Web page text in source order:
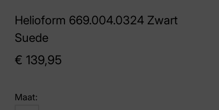
Helioform 669.004.0324 Zwart
Suede
€ 139,95
Maat: